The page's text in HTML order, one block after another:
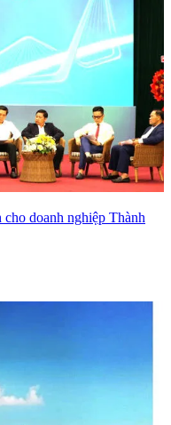
doanh nghiệp Thành